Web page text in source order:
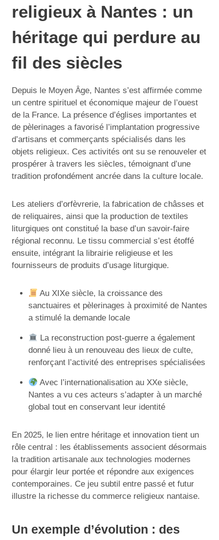
religieux à Nantes : un
héritage qui perdure au
fil des siècles
Depuis le Moyen Âge, Nantes s’est affirmée comme
un centre spirituel et économique majeur de l’ouest
de la France. La présence d’églises importantes et
de pèlerinages a favorisé l’implantation progressive
d’artisans et commerçants spécialisés dans les
objets religieux. Ces activités ont su se renouveler et
prospérer à travers les siècles, témoignant d’une
tradition profondément ancrée dans la culture locale.
Les ateliers d’orfèvrerie, la fabrication de châsses et
de reliquaires, ainsi que la production de textiles
liturgiques ont constitué la base d’un savoir-faire
régional reconnu. Le tissu commercial s’est étoffé
ensuite, intégrant la librairie religieuse et les
fournisseurs de produits d’usage liturgique.
Au XIXe siècle, la croissance des
sanctuaires et pèlerinages à proximité de Nantes
a stimulé la demande locale
La reconstruction post-guerre a également
donné lieu à un renouveau des lieux de culte,
renforçant l’activité des entreprises spécialisées
Avec l’internationalisation au XXe siècle,
Nantes a vu ces acteurs s’adapter à un marché
global tout en conservant leur identité
En 2025, le lien entre héritage et innovation tient un
rôle central : les établissements associent désormais
la tradition artisanale aux technologies modernes
pour élargir leur portée et répondre aux exigences
contemporaines. Ce jeu subtil entre passé et futur
illustre la richesse du commerce religieux nantaise.
Un exemple d’évolution : des